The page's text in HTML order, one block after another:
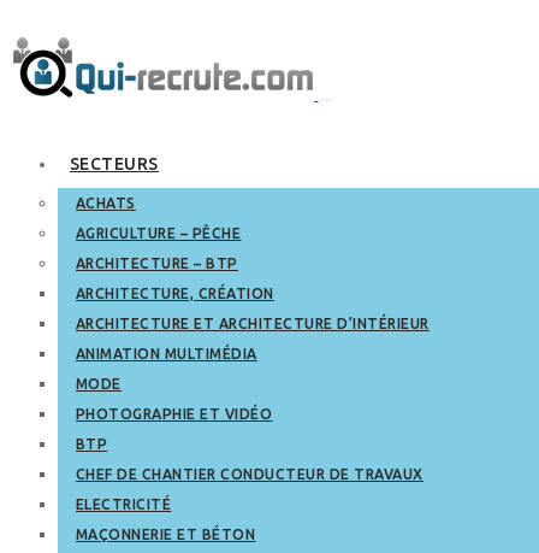
SECTEURS
ACHATS
AGRICULTURE – PÊCHE
ARCHITECTURE – BTP
ARCHITECTURE, CRÉATION
ARCHITECTURE ET ARCHITECTURE D’INTÉRIEUR
ANIMATION MULTIMÉDIA
MODE
PHOTOGRAPHIE ET VIDÉO
BTP
CHEF DE CHANTIER CONDUCTEUR DE TRAVAUX
ELECTRICITÉ
MAÇONNERIE ET BÉTON